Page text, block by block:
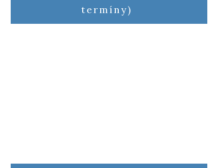
termíny)